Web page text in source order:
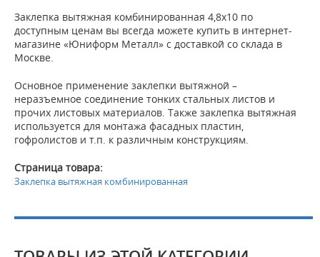
Заклепка вытяжная комбинированная 4,8х10 по
доступным ценам вы всегда можете купить в интернет-
магазине «Юниформ Металл» с доставкой со склада в
Москве.
Основное применение заклепки вытяжной –
неразъемное соединение тонких стальных листов и
прочих листовых материалов. Также заклепка вытяжная
используется для монтажа фасадных пластин,
гофролистов и т.п. к различным конструкциям.
Страница товара:
Заклепка вытяжная комбинированная